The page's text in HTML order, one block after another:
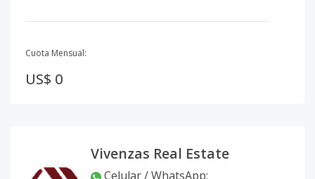
Cuota Mensual:
US$ 0
Vivenzas Real Estate
Celular / WhatsApp: